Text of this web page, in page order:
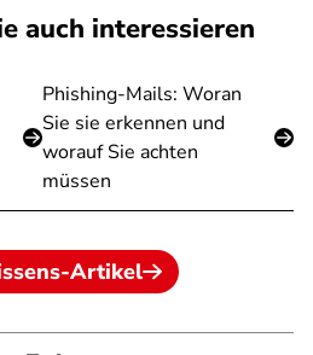
auch interessieren
Phishing-Mails: Woran
Sie sie erkennen und
worauf Sie achten
müssen
Artikel